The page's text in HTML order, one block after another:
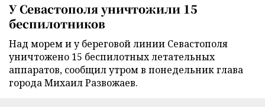
У Севастополя уничтожили 15
беспилотников
Над морем и у береговой линии Севастополя
уничтожено 15 беспилотных летательных
аппаратов, сообщил утром в понедельник глава
города Михаил Развожаев.